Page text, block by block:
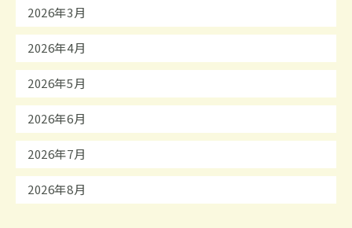
2026年3月
2026年4月
2026年5月
2026年6月
2026年7月
2026年8月